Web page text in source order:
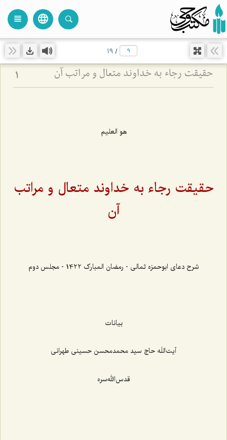
language
view_headline
/
19
حقیقت رجاء به خداوند متعال و مراتب آن 1
هو العليم
حقیقت رجاء به خداوند متعال و مراتب
آن
شرح دعای ابوحمزه ثمالی - رمضان المبارک 1422 - مجلس دوم
بیانات
آیت‌اللَه حاج سید محمدمحسن حسینی طهرانی
قدس‌الله‌سره